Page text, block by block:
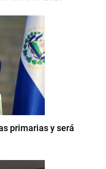
primarias y será